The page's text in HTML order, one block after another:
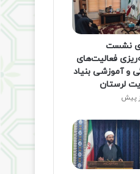
نشست
فعالیت‌های
و آموزشی بنیاد
لرستان